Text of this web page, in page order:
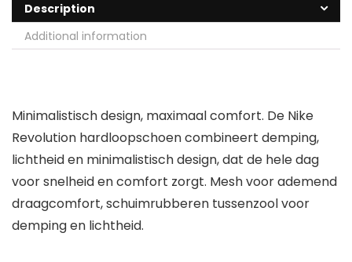
Description
Additional information
Minimalistisch design, maximaal comfort. De Nike
Revolution hardloopschoen combineert demping,
lichtheid en minimalistisch design, dat de hele dag
voor snelheid en comfort zorgt. Mesh voor ademend
draagcomfort, schuimrubberen tussenzool voor
demping en lichtheid.